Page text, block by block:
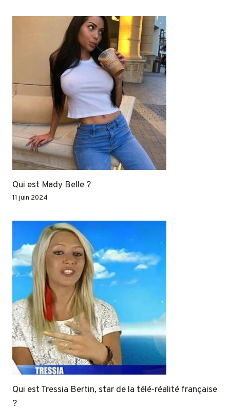
Qui est Mady Belle ?
11 juin 2024
Qui est Tressia Bertin, star de la télé-réalité française
?